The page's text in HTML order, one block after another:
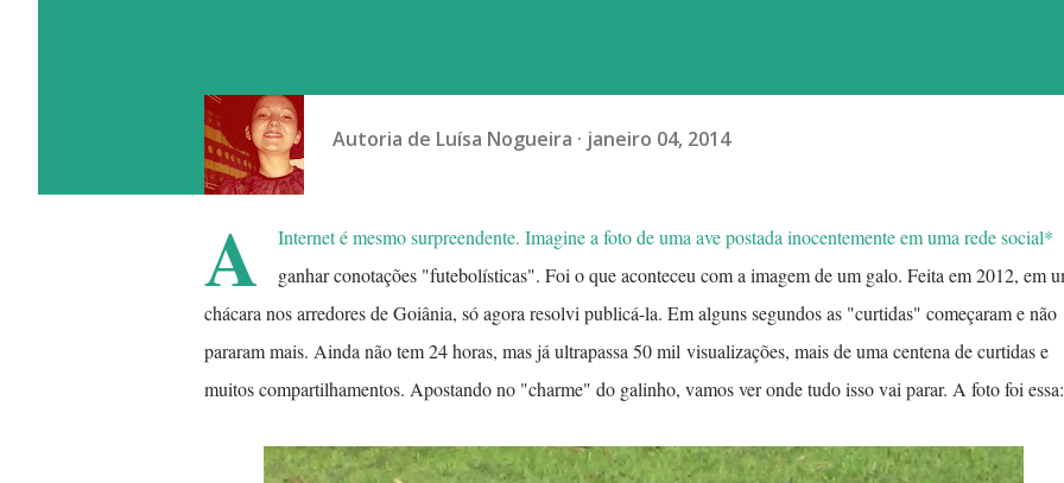
Autoria de Luísa Nogueira janeiro 04, 2014
A
Internet é mesmo surpreendente. Imagine a foto de uma ave postada inocentemente em uma rede social*
ganhar conotações "futebolísticas". Foi o que aconteceu com a imagem de um galo. Feita em 2012, em
chácara nos arredores de Goiânia, só agora resolvi publicá-la. Em alguns segundos as "curtidas" começaram e não
pararam mais. Ainda não tem 24 horas, mas já ultrapassa 50 mil visualizações, mais de uma centena de curtidas e
muitos compartilhamentos. Apostando no "charme" do galinho, vamos ver onde tudo isso vai parar. A foto foi essa: